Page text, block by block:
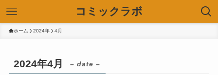
コミックラボ
ホーム 2024年 4月
2024年4月 – date –